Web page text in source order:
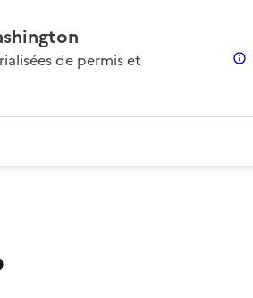
de permis et